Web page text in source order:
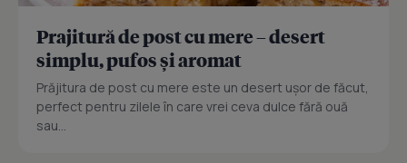
Prajitură de post cu mere – desert
simplu, pufos și aromat
Prăjitura de post cu mere este un desert ușor de făcut,
perfect pentru zilele în care vrei ceva dulce fără ouă
sau...